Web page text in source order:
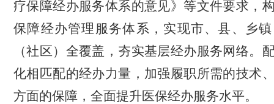
疗保障经办服务体系的意见》等文件要求，
保障经办管理服务体系，实现市、县、乡
（社区）全覆盖， 夯实基层经办服务网络。
化相匹配的经办力量，加强履职所需的技术
方面的保障，全面提升医保经办服务水平。